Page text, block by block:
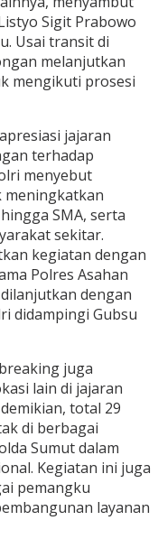
Sigit Prabowo
Usai transit di
melanjutkan
mengikuti prosesi
jajaran
terhadap
menyebut
meningkatkan
SMA, serta
sekitar.
kegiatan dengan
Polres Asahan
dengan
didampingi Gubsu
juga
lain di jajaran
total 29
di berbagai
Sumut dalam
Kegiatan ini juga
pemangku
layanan